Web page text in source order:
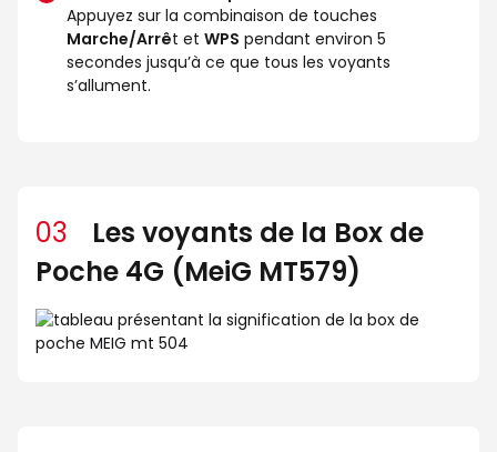
Appuyez sur la combinaison de touches
Marche/Arrêt et WPS pendant environ 5
secondes jusqu’à ce que tous les voyants
s’allument.
03
Les voyants de la Box de
Poche 4G (MeiG MT579)